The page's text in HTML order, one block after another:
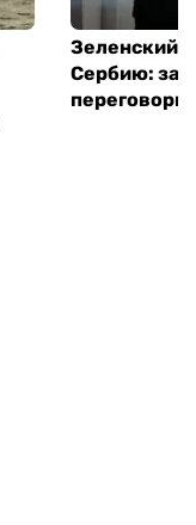
Зеленский
Сербию:
переговоры